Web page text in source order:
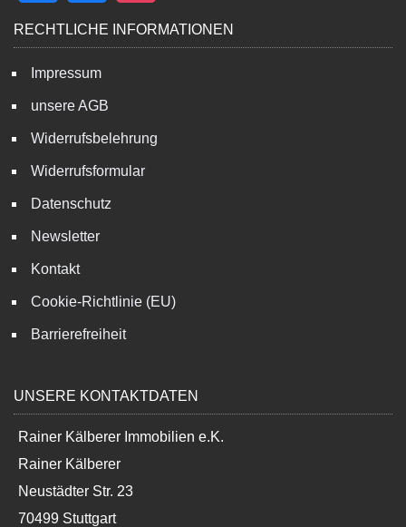
unsere AGB
Widerrufsbelehrung
Widerrufsformular
Datenschutz
Newsletter
Kontakt
Cookie-Richtlinie (EU)
Barrierefreiheit
UNSERE KONTAKTDATEN
Neustädter Str. 23
70499 Stuttgart